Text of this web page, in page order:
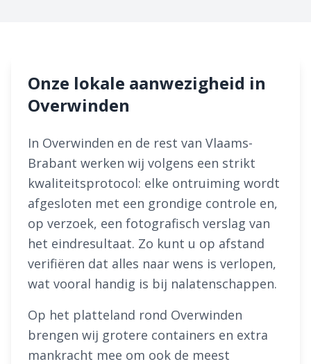
Onze lokale aanwezigheid in
Overwinden
In Overwinden en de rest van Vlaams-
Brabant werken wij volgens een strikt
kwaliteitsprotocol: elke ontruiming wordt
afgesloten met een grondige controle en,
op verzoek, een fotografisch verslag van
het eindresultaat. Zo kunt u op afstand
verifiëren dat alles naar wens is verlopen,
wat vooral handig is bij nalatenschappen.
Op het platteland rond Overwinden
brengen wij grotere containers en extra
mankracht mee om ook de meest